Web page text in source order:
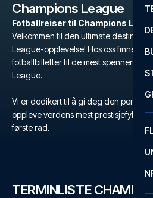
Champions League
Fotballreiser til Champions
Velkommen til den ultimate
League-opplevelse! Hos oss finner du
fotballbilletter til de mest spennende
League.
Vi er dedikert til å gi deg den perfekte
oppleve verdens mest prestisjefylte
første rad.
TERMINLISTE